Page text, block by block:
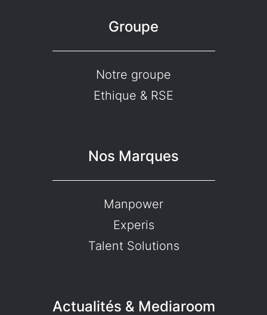
Groupe
Notre groupe
Ethique & RSE
Nos Marques
Manpower
Experis
Talent Solutions
Actualités & Mediaroom